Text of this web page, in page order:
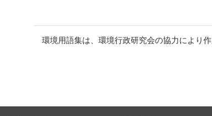
環境用語集は、環境行政研究会の協力により作